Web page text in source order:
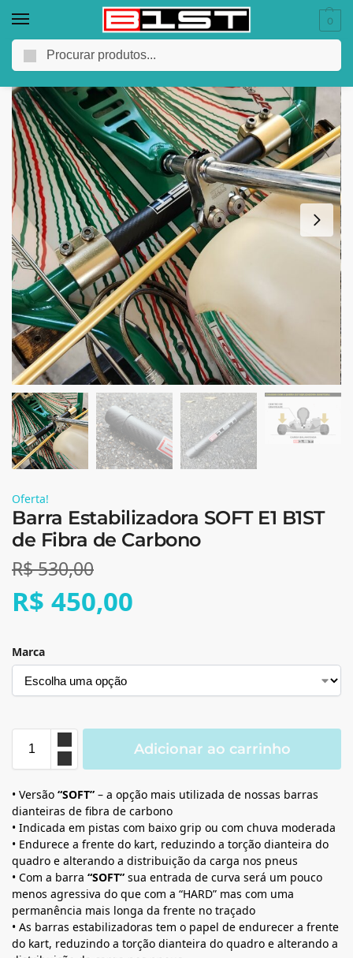
0
Oferta!
Barra Estabilizadora SOFT E1 B1ST
de Fibra de Carbono
R$530,00
R$ 450,00
Marca
Adicionar ao carrinho
• Versão “SOFT” – a opção mais utilizada de nossas barras
dianteiras de fibra de carbono
• Indicada em pistas com baixo grip ou com chuva moderada
• Endurece a frente do kart, reduzindo a torção dianteira do
quadro e alterando a distribuição da carga nos pneus
• Com a barra “SOFT” sua entrada de curva será um pouco
menos agressiva do que com a “HARD” mas com uma
permanência mais longa da frente no traçado
• As barras estabilizadoras tem o papel de endurecer a frente
do kart, reduzindo a torção dianteira do quadro e alterando a